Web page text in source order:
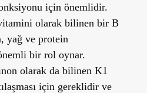
için önemlidir.
olarak bilinen bir B
yağ ve protein
bir rol oynar.
olarak da bilinen K1
için gereklidir ve